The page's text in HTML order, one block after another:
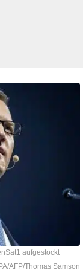
aufgestockt
AFP/Thomas Samson